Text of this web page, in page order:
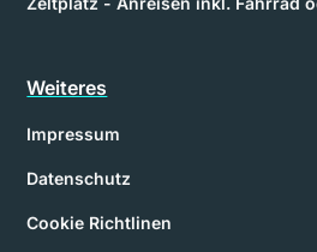
Weiteres
Impressum
Datenschutz
Cookie Richtlinen